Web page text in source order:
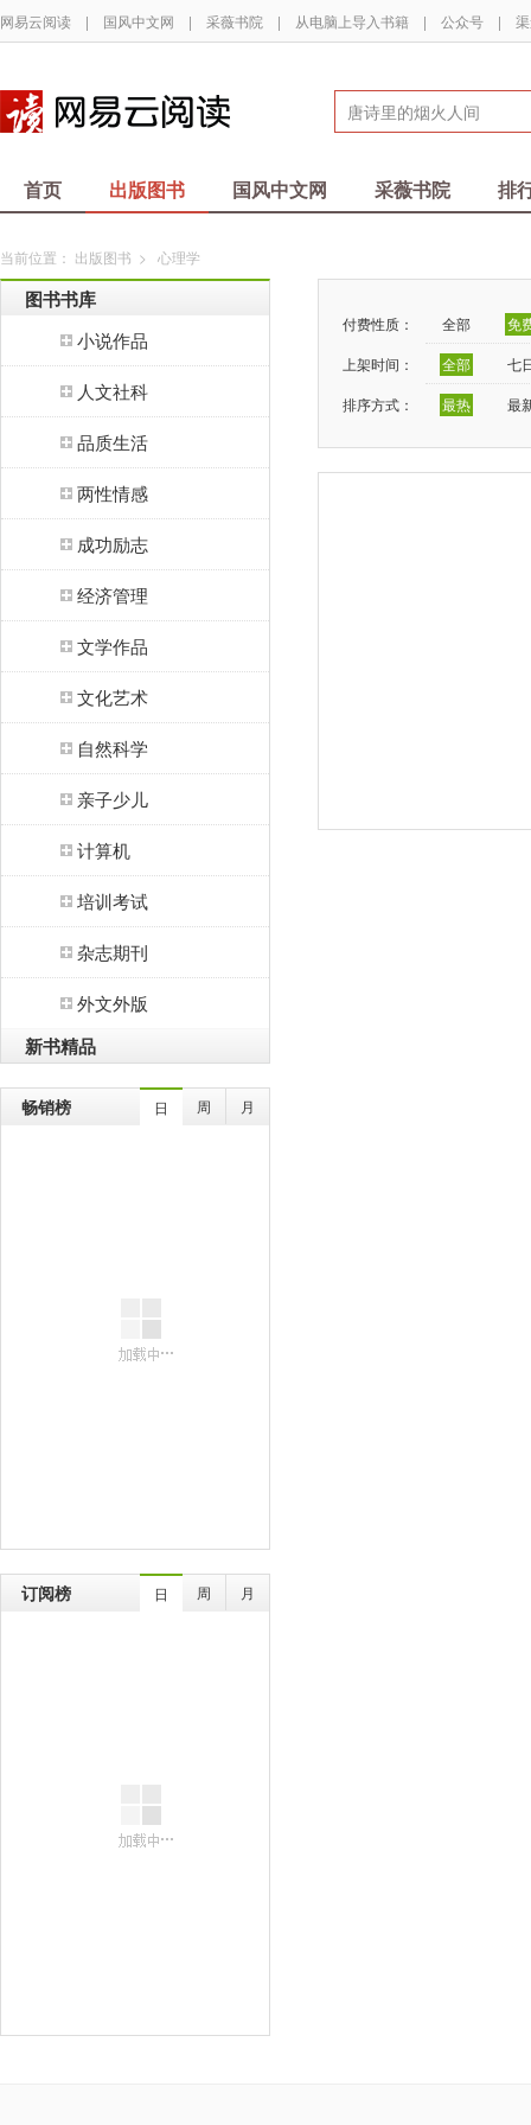
网易云阅读 | 国风中文网 | 采薇书院 | 从电脑上导入书籍 | 公众号 |
首页 出版图书 国风中文网 采薇书院 排
当前位置： 出版图书 > 心理学
图书书库
小说作品
人文社科
品质生活
两性情感
成功励志
经济管理
文学作品
文化艺术
自然科学
亲子少儿
计算机
培训考试
杂志期刊
外文外版
新书精品
畅销榜 日 周 月
订阅榜 日 周 月
付费性质： 全部
免
上架时间：
全部
七
排序方式：
最热 最